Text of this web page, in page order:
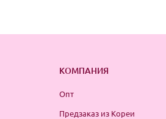
КОМПАНИЯ
Опт
Предзаказ из Кореи